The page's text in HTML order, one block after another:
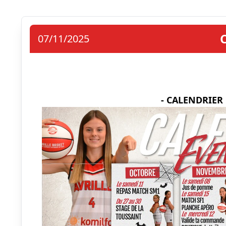
07/11/2025
-